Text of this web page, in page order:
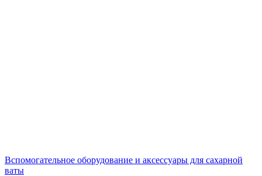
Вспомогательное оборудование и аксессуары для сахарной
ваты